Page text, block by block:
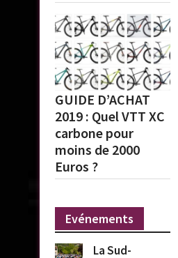
GUIDE D’ACHAT
2019 : Quel VTT XC
carbone pour
moins de 2000
Euros ?
Evénements
La Sud-